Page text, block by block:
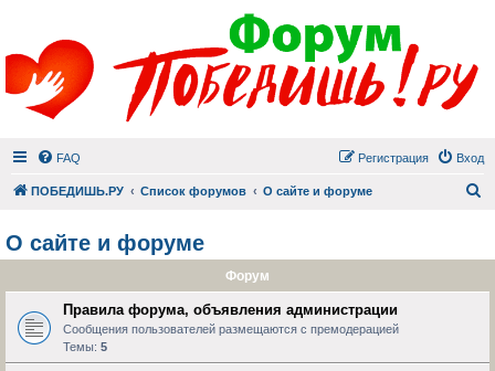
FAQ Вход
Регистрация
ПОБЕДИШЬ.РУ Список форумов О сайте и форуме
О сайте и форуме
Форум
Правила форума, объявления администрации
Сообщения пользователей размещаются с премодерацией
Темы: 5